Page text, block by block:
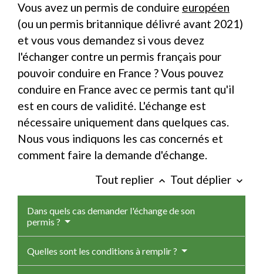
Vous avez un permis de conduire européen
(ou un permis britannique délivré avant 2021)
et vous vous demandez si vous devez
l'échanger contre un permis français pour
pouvoir conduire en France ? Vous pouvez
conduire en France avec ce permis tant qu'il
est en cours de validité. L'échange est
nécessaire uniquement dans quelques cas.
Nous vous indiquons les cas concernés et
comment faire la demande d'échange.
Tout replier keyboard_arrow_up Tout déplier keyboard_arrow_down
Dans quels cas demander l'échange de son
permis ?
Quelles sont les conditions à remplir ?